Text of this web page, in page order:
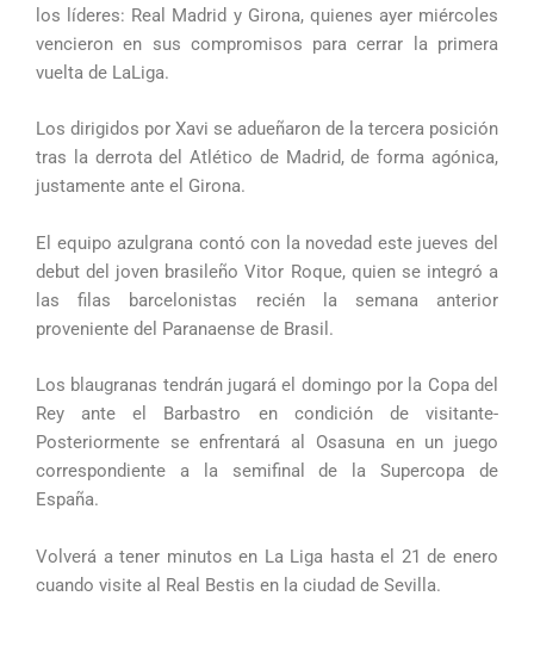
los líderes: Real Madrid y Girona, quienes ayer miércoles
vencieron en sus compromisos para cerrar la primera
vuelta de LaLiga.
Los dirigidos por Xavi se adueñaron de la tercera posición
tras la derrota del Atlético de Madrid, de forma agónica,
justamente ante el Girona.
El equipo azulgrana contó con la novedad este jueves del
debut del joven brasileño Vitor Roque, quien se integró a
las filas barcelonistas recién la semana anterior
proveniente del Paranaense de Brasil.
Los blaugranas tendrán jugará el domingo por la Copa del
Rey ante el Barbastro en condición de visitante-
Posteriormente se enfrentará al Osasuna en un juego
correspondiente a la semifinal de la Supercopa de
España.
Volverá a tener minutos en La Liga hasta el 21 de enero
cuando visite al Real Bestis en la ciudad de Sevilla.